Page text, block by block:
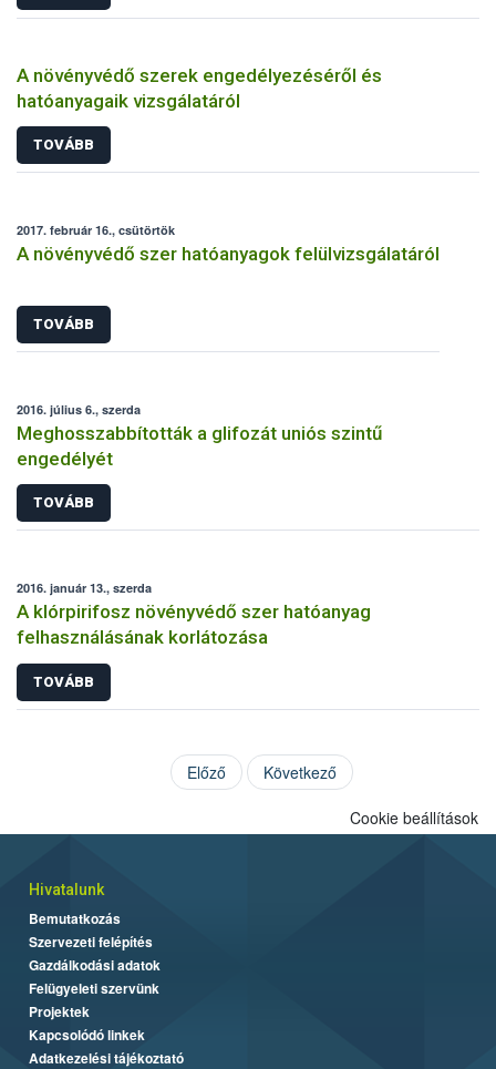
A növényvédő szerek engedélyezéséről és
hatóanyagaik vizsgálatáról
TOVÁBB
2017. február 16., csütörtök
A növényvédő szer hatóanyagok felülvizsgálatáról
TOVÁBB
2016. július 6., szerda
Meghosszabbították a glifozát uniós szintű
engedélyét
TOVÁBB
2016. január 13., szerda
A klórpirifosz növényvédő szer hatóanyag
felhasználásának korlátozása
TOVÁBB
Előző Következő
Cookie beállítások
Hivatalunk
Bemutatkozás
Szervezeti felépítés
Gazdálkodási adatok
Felügyeleti szervünk
Projektek
Kapcsolódó linkek
Adatkezelési tájékoztató